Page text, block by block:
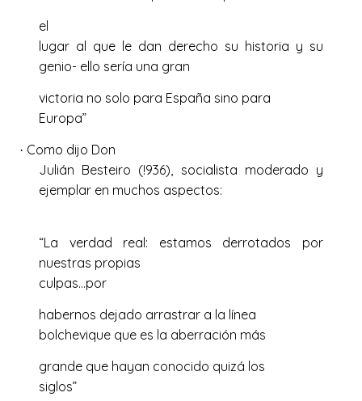
el
lugar al que le dan derecho su historia y su
genio- ello sería una gran
victoria no solo para España sino para
Europa”
· Como dijo Don
Julián Besteiro (!936), socialista moderado y
ejemplar en muchos aspectos:
“La verdad real: estamos derrotados por
nuestras propias
culpas…por
habernos dejado arrastrar a la línea
bolchevique que es la aberración más
grande que hayan conocido quizá los
siglos”